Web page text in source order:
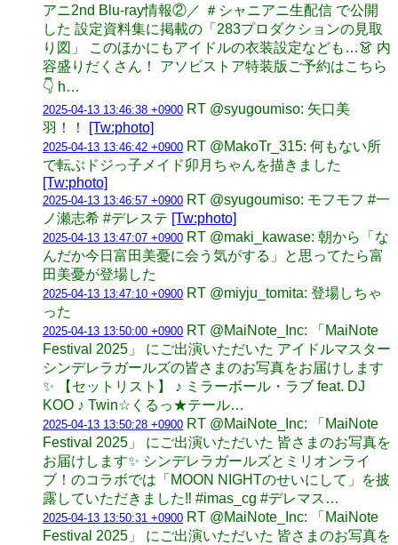
アニ2nd Blu-ray情報②／ ＃シャニアニ生配信 で公開
した 設定資料集に掲載の「283プロダクションの見取
り図」 このほかにもアイドルの衣装設定なども…👗 内
容盛りだくさん！ アソビストア特装版ご予約はこちら
👇 h…
2025-04-13 13:46:38 +0900 RT @syugoumiso: 矢口美
羽！！
[Tw:photo]
2025-04-13 13:46:42 +0900 RT @MakoTr_315: 何もない所
で転ぶドジっ子メイド卯月ちゃんを描きました
[Tw:photo]
2025-04-13 13:46:57 +0900 RT @syugoumiso: モフモフ #一
ノ瀬志希 #デレステ [Tw:photo]
2025-04-13 13:47:07 +0900 RT @maki_kawase: 朝から「な
んだか今日富田美憂に会う気がする」と思ってたら富
田美憂が登場した
2025-04-13 13:47:10 +0900 RT @miyju_tomita: 登場しちゃ
った
2025-04-13 13:50:00 +0900 RT @MaiNote_Inc: 「MaiNote
Festival 2025」 にご出演いただいた アイドルマスター
シンデレラガールズの皆さまのお写真をお届けします
✨ 【セットリスト】 ♪ ミラーボール・ラブ feat. DJ
KOO ♪ Twin☆くるっ★テール…
2025-04-13 13:50:28 +0900 RT @MaiNote_Inc: 「MaiNote
Festival 2025」 にご出演いただいた 皆さまのお写真を
お届けします✨ シンデレラガールズとミリオンライ
ブ！のコラボでは「MOON NIGHTのせいにして」を披
露していただきました‼️ #imas_cg #デレマス…
2025-04-13 13:50:31 +0900 RT @MaiNote_Inc: 「MaiNote
Festival 2025」 にご出演いただいた 皆さまのお写真を